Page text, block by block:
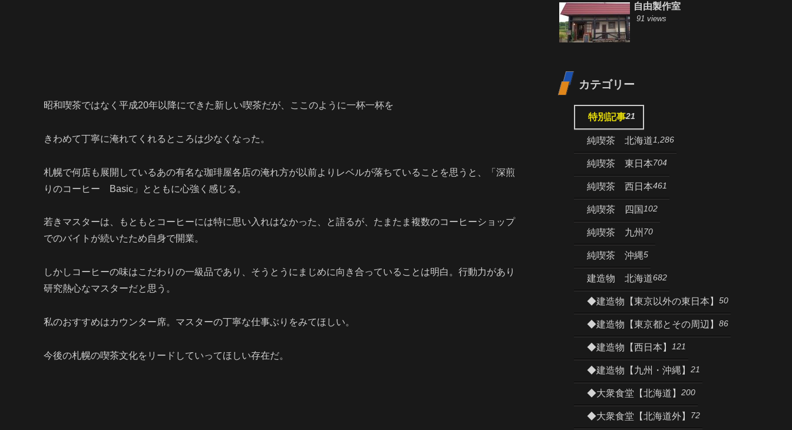
昭和喫茶ではなく平成20年以降にできた新しい喫茶だが、ここのように一杯一杯を
きわめて丁寧に淹れてくれるところは少なくなった。
札幌で何店も展開しているあの有名な珈琲屋各店の淹れ方が以前よりレベルが落ちていることを思うと、「深煎
りのコーヒー Basic」とともに心強く感じる。
若きマスターは、もともとコーヒーには特に思い入れはなかった、と語るが、たまたま複数のコーヒーショップ
でのバイトが続いたため自身で開業。
しかしコーヒーの味はこだわりの一級品であり、そうとうにまじめに向き合っていることは明白。行動力があり
研究熱心なマスターだと思う。
私のおすすめはカウンター席。 マスターの丁寧な仕事ぶりをみてほしい。
今後の札幌の喫茶文化をリードしていってほしい存在だ。
自由製作室
91 views
カテゴリー
特別記事21
純喫茶 北海道1,286
純喫茶 東日本704
純喫茶 西日本461
純喫茶 四国 102
純喫茶 九州 70
純喫茶 沖縄5
建造物 北海道682
◆建造物【東京以外の東日本】 50
◆建造物【東京都とその周辺】 86
◆建造物【西日本】 121
◆建造物【九州・沖縄】 21
◆大衆食堂【北海道】 200
◆大衆食堂【北海道外】 72